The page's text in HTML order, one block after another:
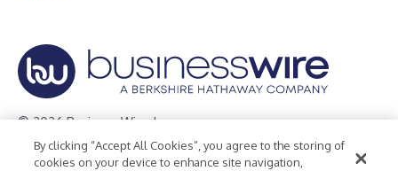
© 2026 Business Wire, Inc.
Privacy Policy Cookie Policy
Accessibility Statement
By clicking “Accept All Cookies”, you agree to the storing of
cookies on your device to enhance site navigation,